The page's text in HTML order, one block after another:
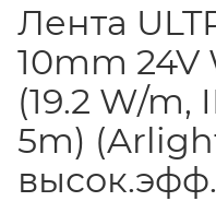
Лента
10mm
(19.2 W/m,
5m)